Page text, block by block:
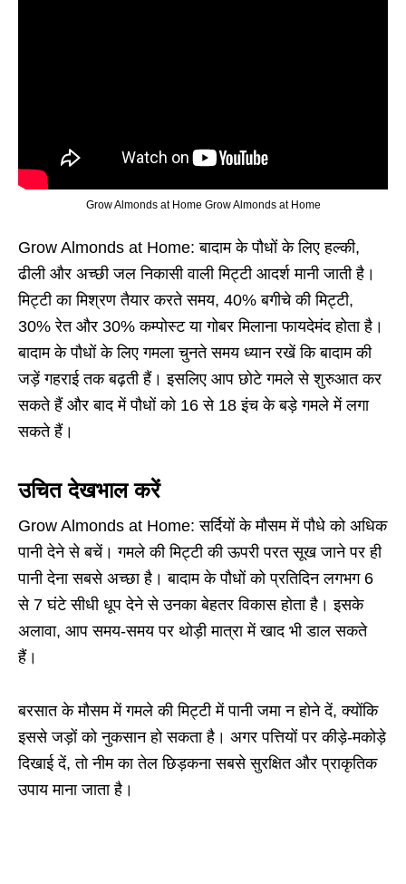
Grow Almonds at Home Grow Almonds at Home
Grow Almonds at Home: बादाम के पौधों के लिए हल्की,
ढीली और अच्छी जल निकासी वाली मिट्टी आदर्श मानी जाती है।
मिट्टी का मिश्रण तैयार करते समय, 40% बगीचे की मिट्टी,
30% रेत और 30% कम्पोस्ट या गोबर मिलाना फायदेमंद होता है।
बादाम के पौधों के लिए गमला चुनते समय ध्यान रखें कि बादाम की
जड़ें गहराई तक बढ़ती हैं। इसलिए आप छोटे गमले से शुरुआत कर
सकते हैं और बाद में पौधों को 16 से 18 इंच के बड़े गमले में लगा
सकते हैं।
उचित देखभाल करें
Grow Almonds at Home: सर्दियों के मौसम में पौधे को अधिक
पानी देने से बचें। गमले की मिट्टी की ऊपरी परत सूख जाने पर ही
पानी देना सबसे अच्छा है। बादाम के पौधों को प्रतिदिन लगभग 6
से 7 घंटे सीधी धूप देने से उनका बेहतर विकास होता है। इसके
अलावा, आप समय-समय पर थोड़ी मात्रा में खाद भी डाल सकते
हैं।
बरसात के मौसम में गमले की मिट्टी में पानी जमा न होने दें, क्योंकि
इससे जड़ों को नुकसान हो सकता है। अगर पत्तियों पर कीड़े-मकोड़े
दिखाई दें, तो नीम का तेल छिड़कना सबसे सुरक्षित और प्राकृतिक
उपाय माना जाता है।